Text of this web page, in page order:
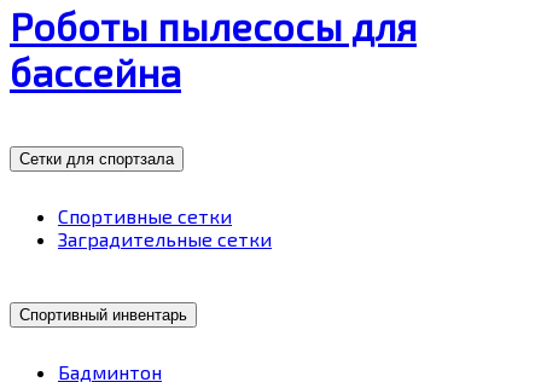
Роботы пылесосы для
бассейна
Сетки для спортзала
Спортивные сетки
Заградительные сетки
Спортивный инвентарь
Бадминтон